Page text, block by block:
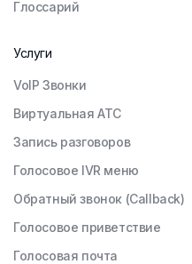
Глоссарий
Услуги
VoIP Звонки
Виртуальная АТС
Запись разговоров
Голосовое IVR меню
Обратный звонок (Callback)
Голосовое приветствие
Голосовая почта